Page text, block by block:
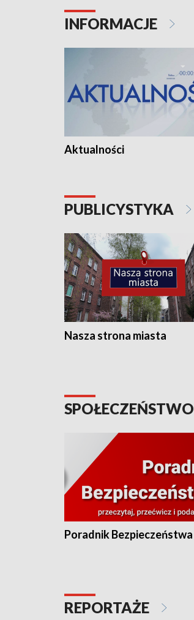
INFORMACJE
Aktualności
PUBLICYSTYKA
Nasza strona miasta
SPOŁECZEŃSTWO
Poradnik Bezpieczeństwa
REPORTAŻE